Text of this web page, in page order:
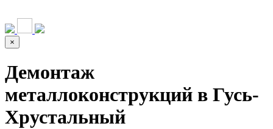
×
Демонтаж
металлоконструкций в Гусь-
Хрустальный